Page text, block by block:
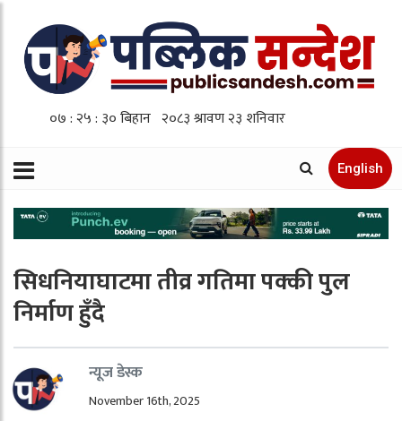
English
सिधनियाघाटमा तीव्र गतिमा पक्की पुल
निर्माण हुँदै
न्यूज डेस्क
November 16th, 2025